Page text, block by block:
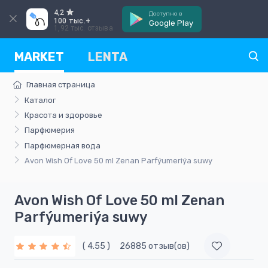
4,2
100 тыс.+
1,92 тыс. отзыва
Доступно в
Google Play
MARKET LENTA
Главная страница
Каталог
Красота и здоровье
Парфюмерия
Парфюмерная вода
Avon Wish Of Love 50 ml Zenan Parfýumeriýa suwy
Avon Wish Of Love 50 ml Zenan
Parfýumeriýa suwy
( 4.55 ) 26885 отзыв(ов)